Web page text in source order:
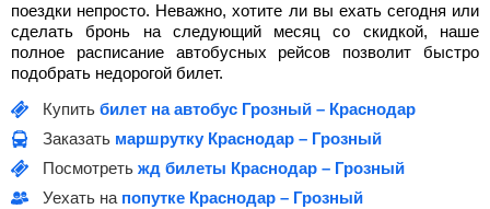
поездки непросто. Неважно, хотите ли вы ехать сегодня или
сделать бронь на следующий месяц со скидкой, наше
полное расписание автобусных рейсов позволит быстро
подобрать недорогой билет.
Купить билет на автобус Грозный – Краснодар
Заказать маршрутку Краснодар – Грозный
Посмотреть жд билеты Краснодар – Грозный
Уехать на попутке Краснодар – Грозный